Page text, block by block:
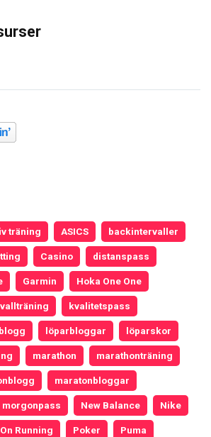
träning ASICS backintervaller
Casino distanspass
Garmin Hoka One One
kvalitetspass
löparbloggar löparskor
marathon marathonträning
maratonbloggar
morgonpass New Balance Nike
On Running Poker Puma